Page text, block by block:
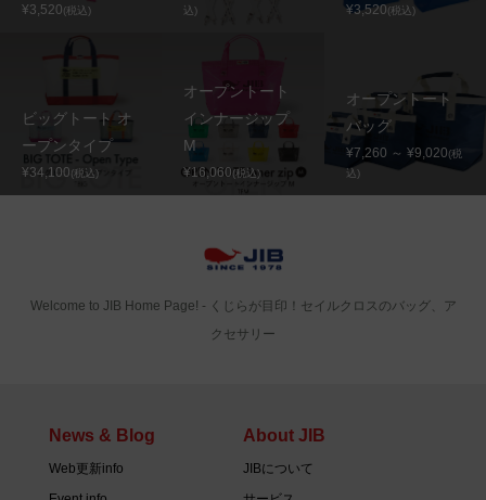
¥3,520(税込)
込)
¥3,520(税込)
ビッグトート オ
ープンタイプ
¥34,100(税込)
オープントート
インナージップ
M
¥16,060(税込)
オープントート
バッグ
¥7,260 ～ ¥9,020(税
込)
Welcome to JIB Home Page! ‐ くじらが目印！セイルクロスのバッグ、ア
クセサリー
News & Blog
Web更新info
About JIB
JIBについて